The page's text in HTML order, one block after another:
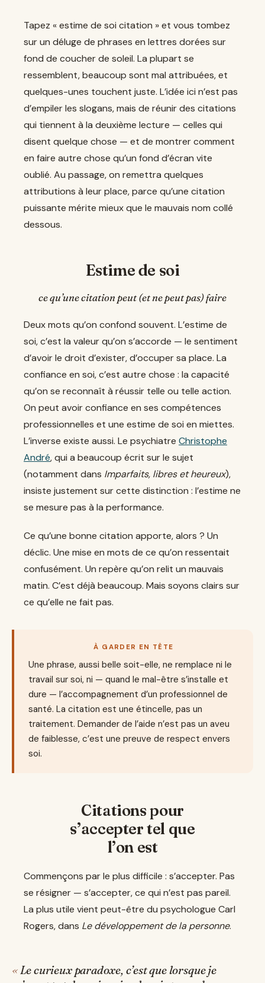
Tapez « estime de soi citation » et vous tombez
sur un déluge de phrases en lettres dorées sur
fond de coucher de soleil. La plupart se
ressemblent, beaucoup sont mal attribuées, et
quelques-unes touchent juste. L’idée ici n’est pas
d’empiler les slogans, mais de réunir des citations
qui tiennent à la deuxième lecture — celles qui
disent quelque chose — et de montrer comment
en faire autre chose qu’un fond d’écran vite
oublié. Au passage, on remettra quelques
attributions à leur place, parce qu’une citation
puissante mérite mieux que le mauvais nom collé
dessous.
Estime de soi
ce qu’une citation peut (et ne peut pas) faire
Deux mots qu’on confond souvent. L’estime de
soi, c’est la valeur qu’on s’accorde — le sentiment
d’avoir le droit d’exister, d’occuper sa place. La
confiance en soi, c’est autre chose : la capacité
qu’on se reconnaît à réussir telle ou telle action.
On peut avoir confiance en ses compétences
professionnelles et une estime de soi en miettes.
L’inverse existe aussi. Le psychiatre Christophe
André, qui a beaucoup écrit sur le sujet
(notamment dans Imparfaits, libres et heureux),
insiste justement sur cette distinction : l’estime ne
se mesure pas à la performance.
Ce qu’une bonne citation apporte, alors ? Un
déclic. Une mise en mots de ce qu’on ressentait
confusément. Un repère qu’on relit un mauvais
matin. C’est déjà beaucoup. Mais soyons clairs sur
ce qu’elle ne fait pas.
À GARDER EN TÊTE
Une phrase, aussi belle soit-elle, ne remplace ni le
travail sur soi, ni — quand le mal-être s’installe et
dure — l’accompagnement d’un professionnel de
santé. La citation est une étincelle, pas un
traitement. Demander de l’aide n’est pas un aveu
de faiblesse, c’est une preuve de respect envers
soi.
Citations pour
s’accepter tel que
l’on est
Commençons par le plus difficile : s’accepter. Pas
se résigner — s’accepter, ce qui n’est pas pareil.
La plus utile vient peut-être du psychologue Carl
Rogers, dans Le développement de la personne.
Le curieux paradoxe, c’est que lorsque je